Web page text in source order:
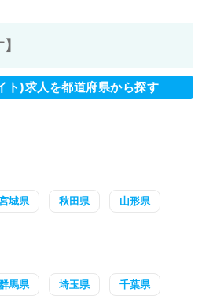
ト)求人を都道府県から探す
城県 秋田県 山形県
馬県 埼玉県 千葉県